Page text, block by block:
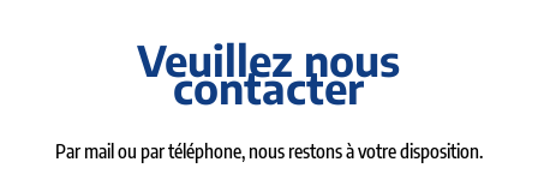
Veuillez nous
contacter
Par mail ou par téléphone, nous restons à votre disposition.